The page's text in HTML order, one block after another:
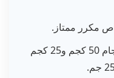
متوفرة بأحجام 50 كجم و25 كجم